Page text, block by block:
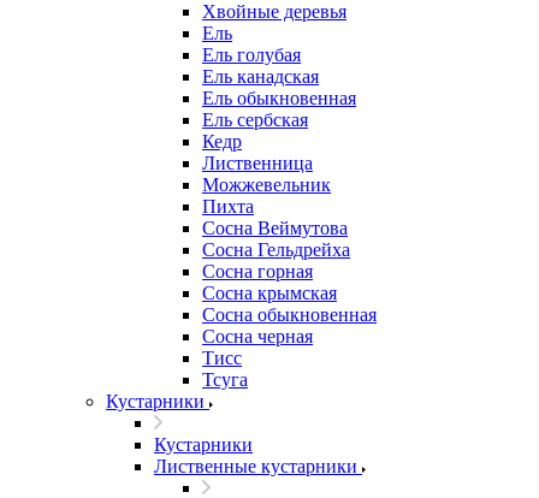
Хвойные деревья
Ель
Ель голубая
Ель канадская
Ель обыкновенная
Ель сербская
Кедр
Лиственница
Можжевельник
Пихта
Сосна Веймутова
Сосна Гельдрейха
Сосна горная
Сосна крымская
Сосна обыкновенная
Сосна черная
Тисс
Тсуга
Кустарники
Кустарники
Лиственные кустарники